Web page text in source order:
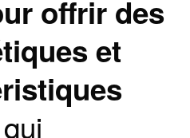
offrir des
et
qui